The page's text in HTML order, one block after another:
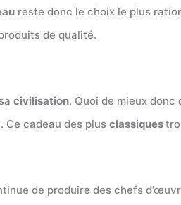
reste donc le choix le plus
de qualité.
civilisation. Quoi de mieux donc
Ce cadeau des plus classiques
de produire des chefs